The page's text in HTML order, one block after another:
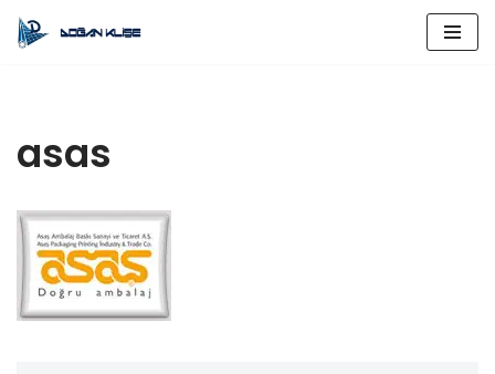
asas